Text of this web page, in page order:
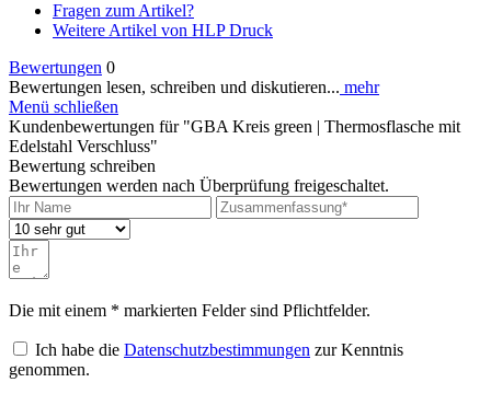
Fragen zum Artikel?
Weitere Artikel von HLP Druck
Bewertungen 0
Bewertungen lesen, schreiben und diskutieren... mehr
Menü schließen
Kundenbewertungen für "GBA Kreis green | Thermosflasche mit
Edelstahl Verschluss"
Bewertung schreiben
Bewertungen werden nach Überprüfung freigeschaltet.
Die mit einem * markierten Felder sind Pflichtfelder.
Ich habe die Datenschutzbestimmungen zur Kenntnis
genommen.